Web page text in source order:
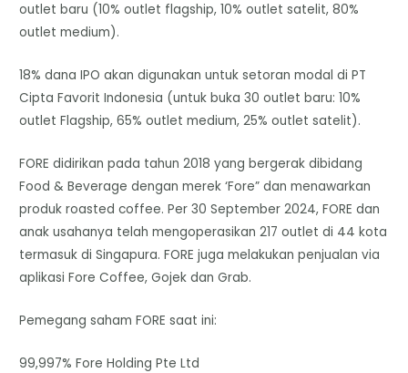
outlet baru (10% outlet flagship, 10% outlet satelit, 80%
outlet medium).
18% dana IPO akan digunakan untuk setoran modal di PT
Cipta Favorit Indonesia (untuk buka 30 outlet baru: 10%
outlet Flagship, 65% outlet medium, 25% outlet satelit).
FORE didirikan pada tahun 2018 yang bergerak dibidang
Food & Beverage dengan merek ‘Fore” dan menawarkan
produk roasted coffee. Per 30 September 2024, FORE dan
anak usahanya telah mengoperasikan 217 outlet di 44 kota
termasuk di Singapura. FORE juga melakukan penjualan via
aplikasi Fore Coffee, Gojek dan Grab.
Pemegang saham FORE saat ini:
99,997% Fore Holding Pte Ltd